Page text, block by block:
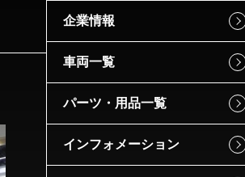
企業情報
車両一覧
パーツ・用品一覧
インフォメーション